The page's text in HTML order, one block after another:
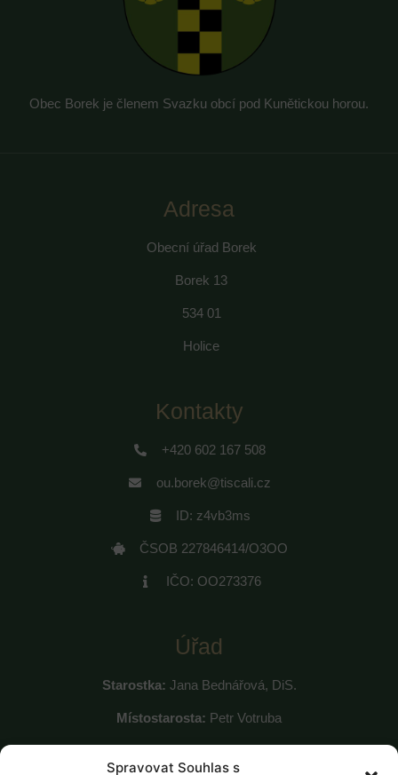
Spravovat Souhlas s
Obec Borek je členem Svazku obcí pod Kunětickou horou.
Adresa
Obecní úřad Borek
Borek 13
534 01
Holice
Kontakty
+420 602 167 508
ou.borek@tiscali.cz
ID: z4vb3ms
ČSOB 227846414/O3OO
IČO: OO273376
Úřad
Starostka: Jana Bednářová, DiS.
Místostarosta: Petr Votruba